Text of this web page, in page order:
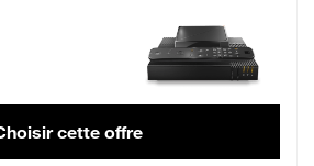
cette offre